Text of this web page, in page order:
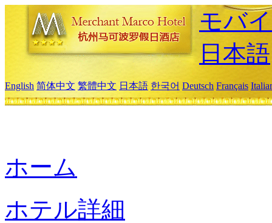
モバ
日本語
English 简体中文 繁體中文 日本語 한국어 Deutsch Français
ホーム
ホテル詳細